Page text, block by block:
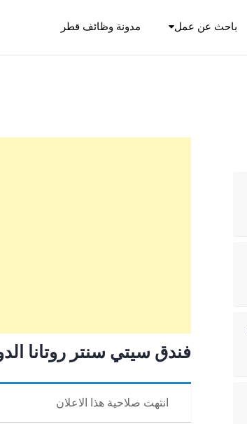
مدونة وظائف قطر باحث عن عمل
فندق ‏سيتي سنتر روتانا الدوحة يعلن
انتهت صلاحية هذا الاعلان